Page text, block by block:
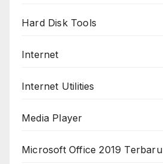
Hard Disk Tools
Internet
Internet Utilities
Media Player
Microsoft Office 2019 Terbaru